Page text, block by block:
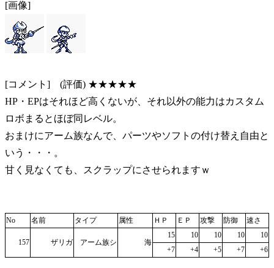
[画像]
[コメント] (評価) ★★★★★
HP・EPはそれほど高くないが、それ以外の能力はカスタム
ロボまるとほぼ同レベル。
おまけにアーム族なんで、パーツやソフトの付け替え自由と
いう・・・。
甘く見なくても、スクラップにさせられますｗ
No 名前 タイプ 属性 ＨＰ ＥＰ 攻撃 防御 速さ
157 ザリガ アーム族シ 海
15 10 10 10
10
+7
+4 +5 +7 +6